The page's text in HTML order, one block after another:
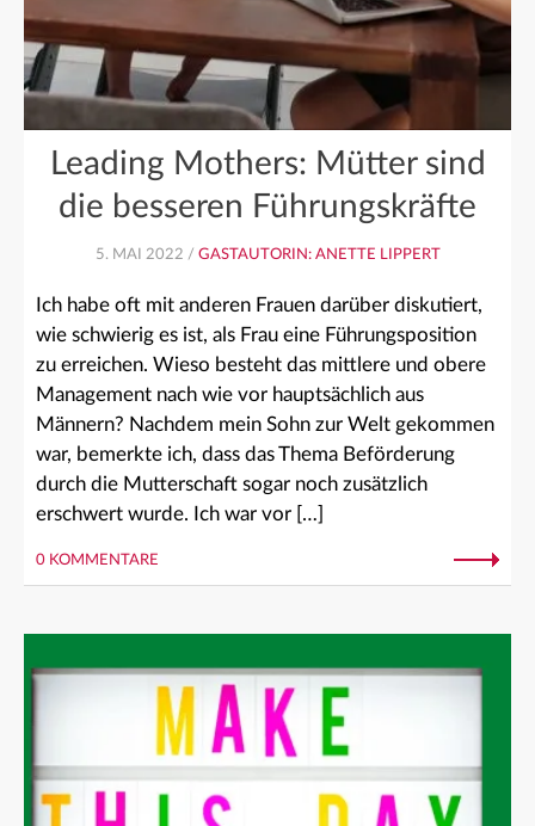
Leading Mothers: Mütter sind
die besseren Führungskräfte
5. MAI 2022 / GASTAUTORIN: ANETTE LIPPERT
Ich habe oft mit anderen Frauen darüber diskutiert,
wie schwierig es ist, als Frau eine Führungsposition
zu erreichen. Wieso besteht das mittlere und obere
Management nach wie vor hauptsächlich aus
Männern? Nachdem mein Sohn zur Welt gekommen
war, bemerkte ich, dass das Thema Beförderung
durch die Mutterschaft sogar noch zusätzlich
erschwert wurde. Ich war vor […]
0 KOMMENTARE